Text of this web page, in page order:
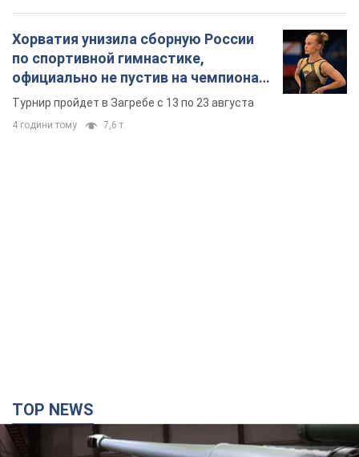
Хорватия унизила сборную России
по спортивной гимнастике,
официально не пустив на чемпионат
Европы основных спортсменов
Турнир пройдет в Загребе с 13 по 23 августа
4 години тому 7,6 т.
TOP NEWS